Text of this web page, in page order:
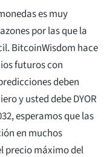
es muy
por las que la
BitcoinWisdom hace
futuros con
deben
y usted debe DYOR
esperamos que las
en muchos
precio máximo del